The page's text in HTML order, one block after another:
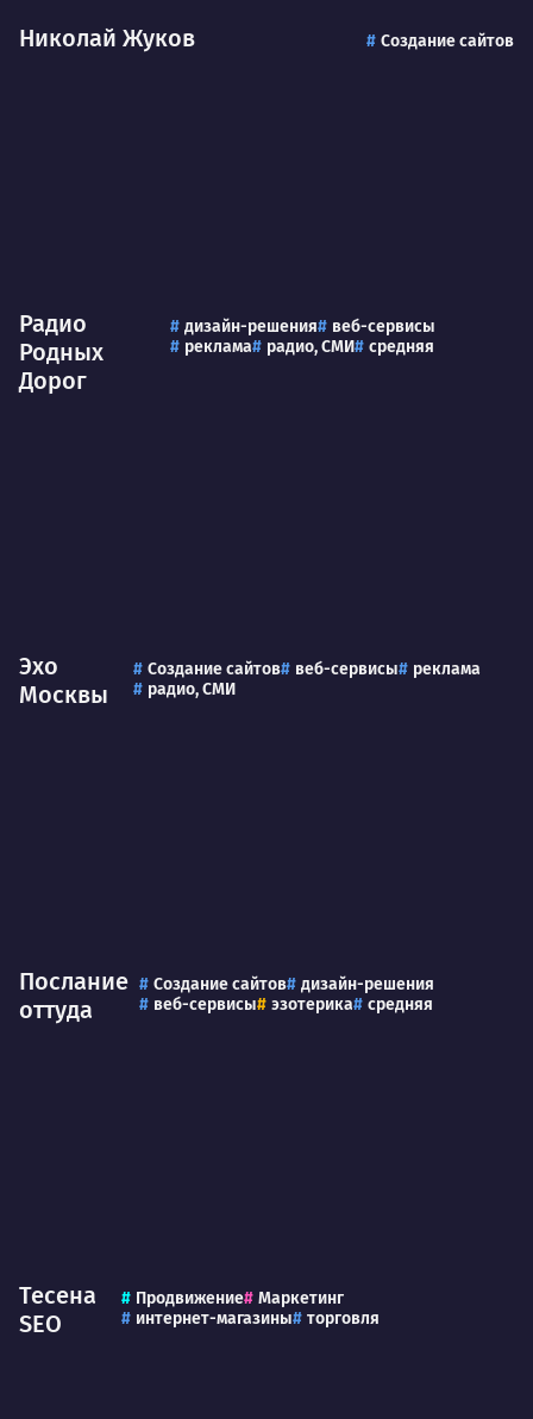
Николай Жуков Создание сайтов
Радио
Родных
Дорог
дизайн-решения
веб-сервисы
реклама
радио, СМИ средняя
Эхо
Москвы
Создание сайтов веб-сервисы
реклама
радио, СМИ
Послание
оттуда
Создание сайтов
дизайн-решения
веб-сервисы
эзотерика средняя
Тесена
SEO
Продвижение
Маркетинг
интернет-магазины
торговля